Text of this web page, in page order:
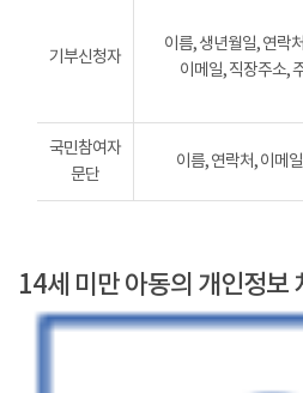
기부신청자
이름, 생년월일, 연락
이메일, 직장주소,
국민참여자
문단
이름, 연락처, 이메
14세 미만 아동의 개인정보